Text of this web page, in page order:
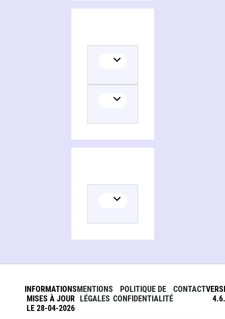
INFORMATIONS
MISES À JOUR
LE 28-04-2026
MENTIONS
LÉGALES
POLITIQUE DE
CONFIDENTIALITÉ
CONTACT